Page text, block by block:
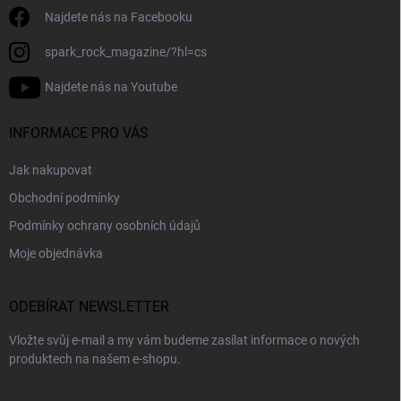
Najdete nás na Facebooku
spark_rock_magazine/?hl=cs
Najdete nás na Youtube
INFORMACE PRO VÁS
Jak nakupovat
Obchodní podmínky
Podmínky ochrany osobních údajů
Moje objednávka
ODEBÍRAT NEWSLETTER
Vložte svůj e-mail a my vám budeme zasílat informace o nových
produktech na našem e-shopu.